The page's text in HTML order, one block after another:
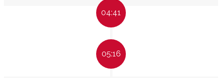
04:41
05:16